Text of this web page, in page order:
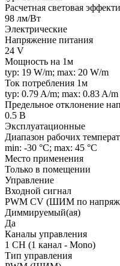
Расчетная световая
98 лм/Вт
Электрические
Напряжение питания
24 V
Мощность на 1м
typ: 19 W/m; max: 20 W/m
Ток потребления 1м
typ: 0.79 A/m; max: 0.83 A/m
Предельное отклонение
0.5 В
Эксплуатационные
Диапазон рабочих
min: -30 °C; max: 45 °C
Место применения
Только в помещении
Управление
Входной сигнал
PWM СV (ШИМ по
Диммируемый(ая)
Да
Каналы управления
1 CH (1 канал - Mono)
Тип управления